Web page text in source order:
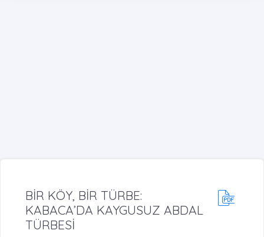
BİR KÖY, BİR TÜRBE:
KABACA’DA KAYGUSUZ ABDAL
TÜRBESİ